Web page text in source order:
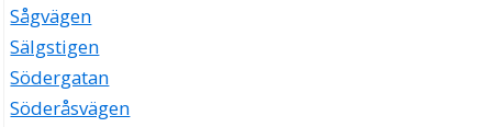
Sågvägen
Sälgstigen
Södergatan
Söderåsvägen